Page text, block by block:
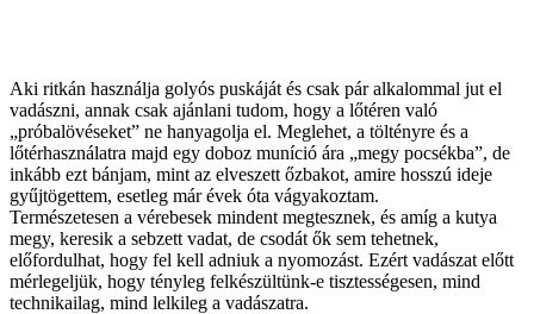
Aki ritkán használja golyós puskáját és csak pár alkalommal jut el
vadászni, annak csak ajánlani tudom, hogy a lőtéren való
„próbalövéseket” ne hanyagolja el. Meglehet, a töltényre és a
lőtérhasználatra majd egy doboz muníció ára „megy pocsékba”, de
inkább ezt bánjam, mint az elveszett őzbakot, amire hosszú ideje
gyűjtögettem, esetleg már évek óta vágyakoztam.
Természetesen a vérebesek mindent megtesznek, és amíg a kutya
megy, keresik a sebzett vadat, de csodát ők sem tehetnek,
előfordulhat, hogy fel kell adniuk a nyomozást. Ezért vadászat előtt
mérlegeljük, hogy tényleg felkészültünk-e tisztességesen, mind
technikailag, mind lelkileg a vadászatra.